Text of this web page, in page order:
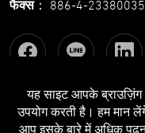
फैक्स： 886-4-23380035
Copyright ©
यह साइट आपके
उपयोग करती है। हम मान
आप इसके बारे में अधिक